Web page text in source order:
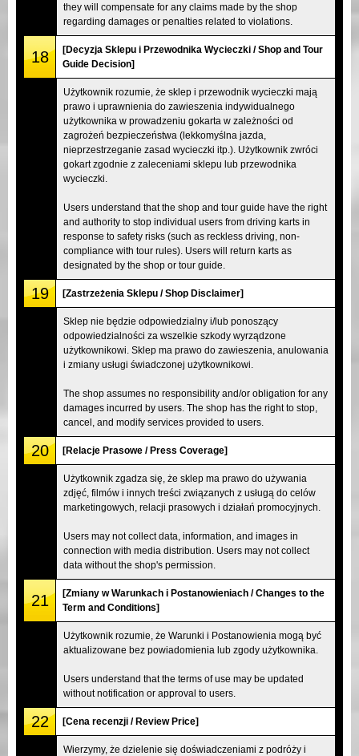
they will compensate for any claims made by the shop
regarding damages or penalties related to violations.
18
[Decyzja Sklepu i Przewodnika Wycieczki / Shop and Tour
Guide Decision]
Użytkownik rozumie, że sklep i przewodnik wycieczki mają
prawo i uprawnienia do zawieszenia indywidualnego
użytkownika w prowadzeniu gokarta w zależności od
zagrożeń bezpieczeństwa (lekkomyślna jazda,
nieprzestrzeganie zasad wycieczki itp.). Użytkownik zwróci
gokart zgodnie z zaleceniami sklepu lub przewodnika
wycieczki.
Users understand that the shop and tour guide have the right
and authority to stop individual users from driving karts in
response to safety risks (such as reckless driving, non-
compliance with tour rules). Users will return karts as
designated by the shop or tour guide.
19 [Zastrzeżenia Sklepu / Shop Disclaimer]
Sklep nie będzie odpowiedzialny i/lub ponoszący
odpowiedzialności za wszelkie szkody wyrządzone
użytkownikowi. Sklep ma prawo do zawieszenia, anulowania
i zmiany usługi świadczonej użytkownikowi.
The shop assumes no responsibility and/or obligation for any
damages incurred by users. The shop has the right to stop,
cancel, and modify services provided to users.
20 [Relacje Prasowe / Press Coverage]
Użytkownik zgadza się, że sklep ma prawo do używania
zdjęć, filmów i innych treści związanych z usługą do celów
marketingowych, relacji prasowych i działań promocyjnych.
Users may not collect data, information, and images in
connection with media distribution. Users may not collect
data without the shop's permission.
21
[Zmiany w Warunkach i Postanowieniach / Changes to the
Term and Conditions]
Użytkownik rozumie, że Warunki i Postanowienia mogą być
aktualizowane bez powiadomienia lub zgody użytkownika.
Users understand that the terms of use may be updated
without notification or approval to users.
22 [Cena recenzji / Review Price]
Wierzymy, że dzielenie się doświadczeniami z podróży i